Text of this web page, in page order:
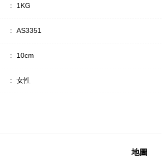
： 1KG
： AS3351
： 10cm
： 女性
地圖